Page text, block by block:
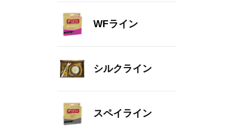
WFライン
シルクライン
スペイライン